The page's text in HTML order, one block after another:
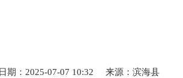
期：2025-07-07 10:32 来源： 滨海县